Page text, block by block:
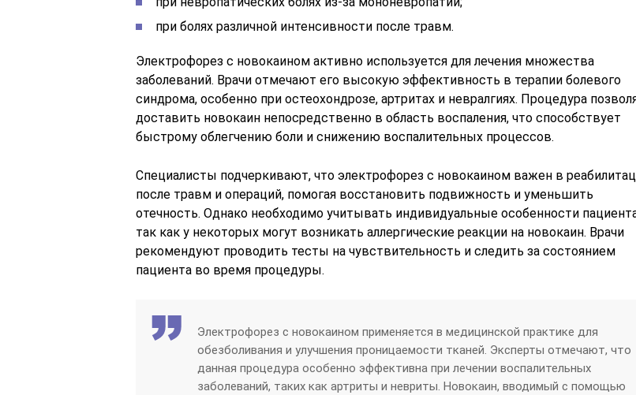
при болях различной интенсивности после травм.
Электрофорез с новокаином активно используется для лечения множества
заболеваний. Врачи отмечают его высокую эффективность в терапии болевого
синдрома, особенно при остеохондрозе, артритах и невралгиях. Процедура
доставить новокаин непосредственно в область воспаления, что способствует
быстрому облегчению боли и снижению воспалительных процессов.
Специалисты подчеркивают, что электрофорез с новокаином важен в
после травм и операций, помогая восстановить подвижность и уменьшить
отечность. Однако необходимо учитывать индивидуальные особенности
так как у некоторых могут возникать аллергические реакции на новокаин. Врачи
рекомендуют проводить тесты на чувствительность и следить за состоянием
пациента во время процедуры.
Электрофорез с новокаином применяется в медицинской практике для
обезболивания и улучшения проницаемости тканей. Эксперты отмечают, что
данная процедура особенно эффективна при лечении воспалительных
заболеваний, таких как артриты и невриты. Новокаин, вводимый с помощью